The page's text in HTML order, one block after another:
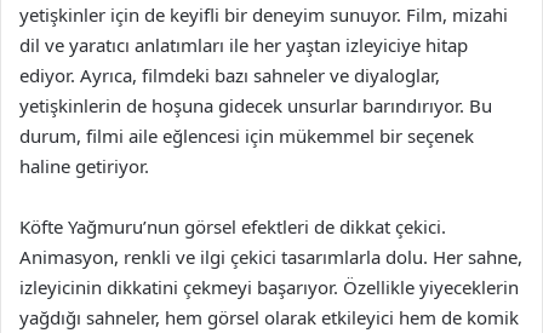
yetişkinler için de keyifli bir deneyim sunuyor. Film, mizahi
dil ve yaratıcı anlatımları ile her yaştan izleyiciye hitap
ediyor. Ayrıca, filmdeki bazı sahneler ve diyaloglar,
yetişkinlerin de hoşuna gidecek unsurlar barındırıyor. Bu
durum, filmi aile eğlencesi için mükemmel bir seçenek
haline getiriyor.
Köfte Yağmuru’nun görsel efektleri de dikkat çekici.
Animasyon, renkli ve ilgi çekici tasarımlarla dolu. Her sahne,
izleyicinin dikkatini çekmeyi başarıyor. Özellikle yiyeceklerin
yağdığı sahneler, hem görsel olarak etkileyici hem de komik